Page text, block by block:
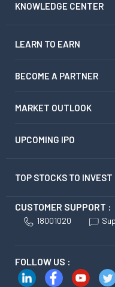
KNOWLEDGE CENTER
LEARN TO EARN
BECOME A PARTNER
MARKET OUTLOOK
UPCOMING IPO
TOP STOCKS TO INVEST
CUSTOMER SUPPORT :
18001020
FOLLOW US :